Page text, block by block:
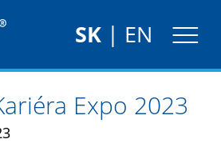
SK| EN
Expo 2023